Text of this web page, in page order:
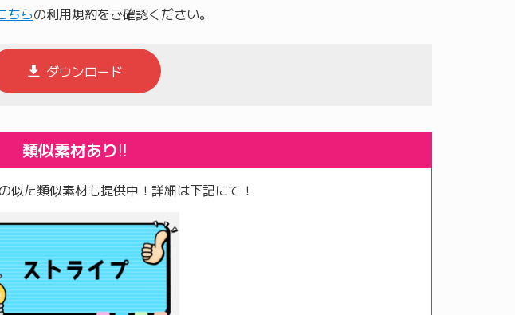
ちらの利用規約をご確認ください。
ダウンロード
類似素材あり!!
似た類似素材も提供中！詳細は下記にて！